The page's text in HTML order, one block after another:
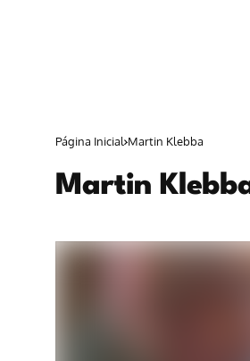
Página Inicial Martin Klebba
Martin